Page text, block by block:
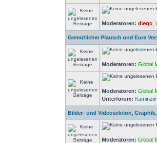
Moderatoren: diego ,
Gemütlicher Plausch und Eure
Moderatoren: Global
Moderatoren: Global
Unterforum:
Bilder- und Videosektion,
Moderatoren: Global